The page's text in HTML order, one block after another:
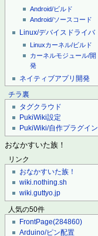
Android/ビルド
Android/ソースコード
Linux/デバイスドライバ
Linuxカーネル/ビルド
カーネルモジュール/開
発
ネイティブアプリ開発
チラ裏
タグクラウド
PukiWiki設定
PukiWiki/自作プラグイン
おなかすいた族！
リンク
おなかすいた族！
wiki.nothing.sh
wiki.guttyo.jp
人気の50件
FrontPage(284860)
Arduino/ピン配置